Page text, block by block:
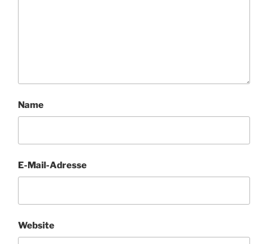
Name
E-Mail-Adresse
Website